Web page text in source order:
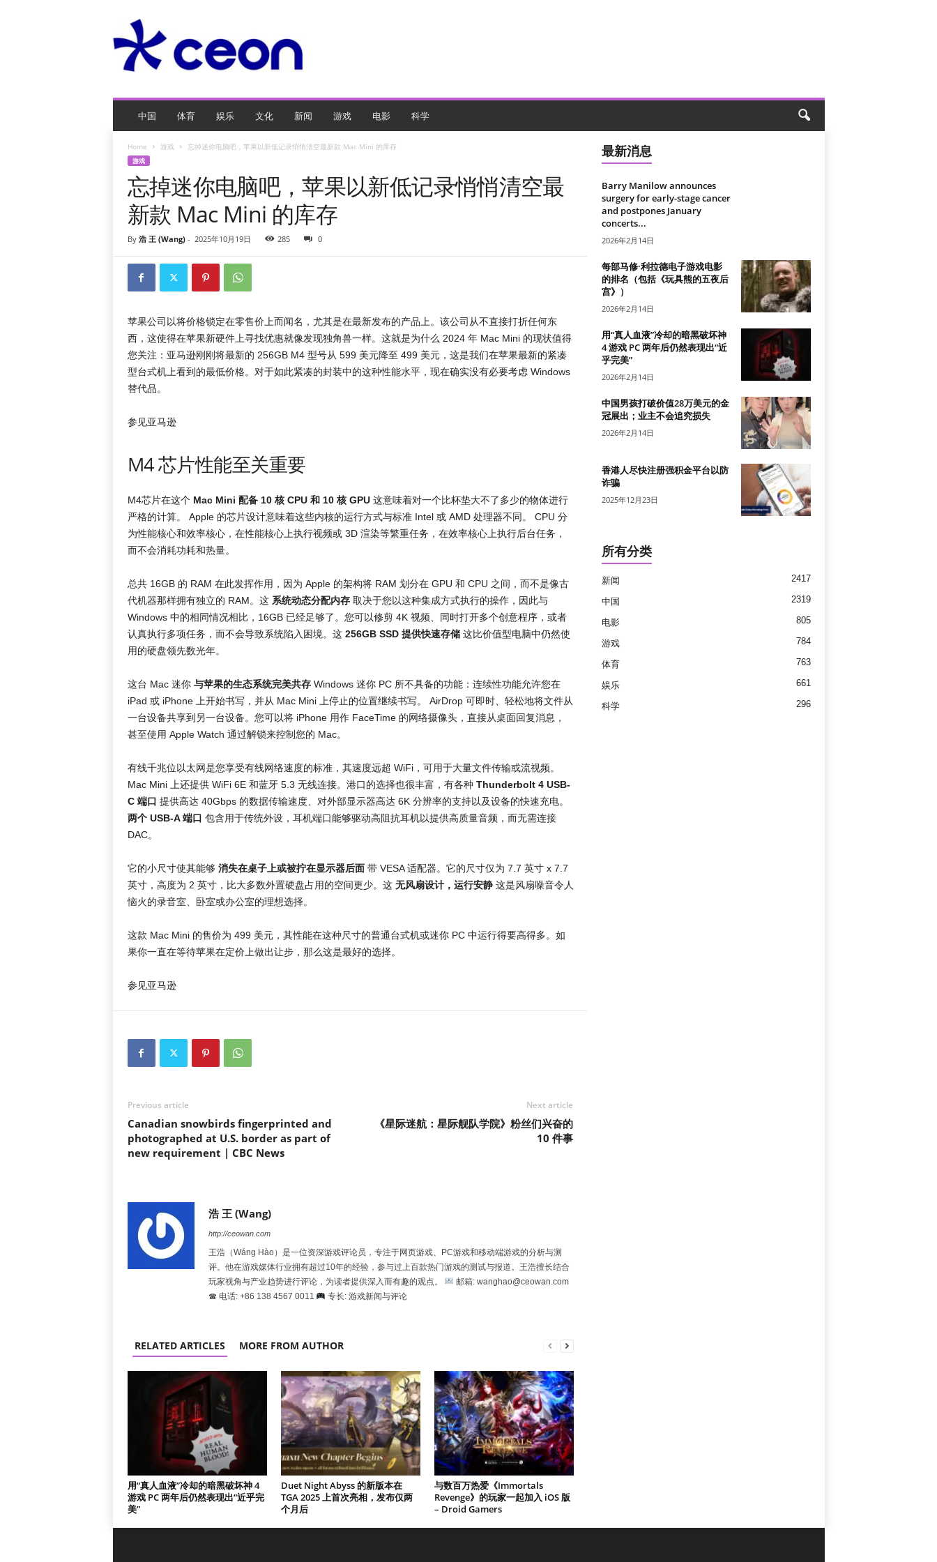
O
游
中国 体育 娱乐 文化 新闻 游戏 电影 科学
Home 游戏 忘掉迷你电脑吧，苹果以新低记录悄悄清空最新款 Mac Mini 的库存
游戏
忘掉迷你电脑吧，苹果以新低记录悄悄清空最
新款 Mac Mini 的库存
By 浩 王 (Wang)- 2025年10月19日 285 0
苹果公司以将价格锁定在零售价上而闻名，尤其是在最新发布的产品上。该公司从不直接打折任何东
西，这使得在苹果新硬件上寻找优惠就像发现独角兽一样。这就是为什么 2024 年 Mac Mini 的现状值得
您关注：亚马逊刚刚将最新的 256GB M4 型号从 599 美元降至 499 美元，这是我们在苹果最新的紧凑
型台式机上看到的最低价格。对于如此紧凑的封装中的这种性能水平，现在确实没有必要考虑 Windows
替代品。
参见亚马逊
M4 芯片性能至关重要
M4芯片在这个 Mac Mini 配备 10 核 CPU 和 10 核 GPU这意味着对一个比杯垫大不了多少的物体进行
严格的计算。 Apple 的芯片设计意味着这些内核的运行方式与标准 Intel 或 AMD 处理器不同。 CPU 分
为性能核心和效率核心，在性能核心上执行视频或 3D 渲染等繁重任务，在效率核心上执行后台任务，
而不会消耗功耗和热量。
总共 16GB 的 RAM 在此发挥作用，因为 Apple 的架构将 RAM 划分在 GPU 和 CPU 之间，而不是像古
代机器那样拥有独立的 RAM。这 系统动态分配内存取决于您以这种集成方式执行的操作，因此与
Windows 中的相同情况相比，16GB 已经足够了。您可以修剪 4K 视频、同时打开多个创意程序，或者
认真执行多项任务，而不会导致系统陷入困境。这 256GB SSD 提供快速存储这比价值型电脑中仍然使
用的硬盘领先数光年。
这台 Mac 迷你 与苹果的生态系统完美共存Windows 迷你 PC 所不具备的功能：连续性功能允许您在
iPad 或 iPhone 上开始书写，并从 Mac Mini 上停止的位置继续书写。 AirDrop 可即时、轻松地将文件从
一台设备共享到另一台设备。您可以将 iPhone 用作 FaceTime 的网络摄像头，直接从桌面回复消息，
甚至使用 Apple Watch 通过解锁来控制您的 Mac。
有线千兆位以太网是您享受有线网络速度的标准，其速度远超 WiFi，可用于大量文件传输或流视频。
Mac Mini 上还提供 WiFi 6E 和蓝牙 5.3 无线连接。港口的选择也很丰富，有各种 Thunderbolt 4 USB-
C 端口 提供高达 40Gbps 的数据传输速度、对外部显示器高达 6K 分辨率的支持以及设备的快速充电。
两个 USB-A 端口 包含用于传统外设，耳机端口能够驱动高阻抗耳机以提供高质量音频，而无需连接
DAC。
它的小尺寸使其能够 消失在桌子上或被拧在显示器后面带 VESA 适配器。它的尺寸仅为 7.7 英寸 x 7.7
英寸，高度为 2 英寸，比大多数外置硬盘占用的空间更少。这 无风扇设计，运行安静这是风扇噪音令人
恼火的录音室、卧室或办公室的理想选择。
这款 Mac Mini 的售价为 499 美元，其性能在这种尺寸的普通台式机或迷你 PC 中运行得要高得多。如
果你一直在等待苹果在定价上做出让步，那么这是最好的选择。
参见亚马逊
Previous article
Canadian snowbirds fingerprinted and
photographed at U.S. border as part of
new requirement | CBC News
Next article
《星际迷航：星际舰队学院》粉丝们兴奋的
10 件事
浩 王 (Wang)
http://ceowan.com
王浩（Wáng Hào）是一位资深游戏评论员，专注于网页游戏、PC游戏和移动端游戏的分析与测
评。他在游戏媒体行业拥有超过10年的经验，参与过上百款热门游戏的测试与报道。王浩擅长结合
玩家视角与产业趋势进行评论，为读者提供深入而有趣的观点。
邮箱: wanghao@ceowan.com
☎ 电话: +86 138 4567 0011
专长: 游戏新闻与评论
RELATED ARTICLES MORE FROM AUTHOR
用“真人血液”冷却的暗黑破坏神 4
游戏 PC 两年后仍然表现出“近乎完
美”
Duet Night Abyss 的新版本在
TGA 2025 上首次亮相，发布仅两
个月后
与数百万热爱《Immortals
Revenge》的玩家一起加入 iOS 版
– Droid Gamers
最新消息
Barry Manilow announces
surgery for early-stage cancer
and postpones January
concerts...
2026年2月14日
每部马修·利拉德电子游戏电影
的排名（包括《玩具熊的五夜后
宫》）
2026年2月14日
用“真人血液”冷却的暗黑破坏神
4 游戏 PC 两年后仍然表现出“近
乎完美”
2026年2月14日
中国男孩打破价值28万美元的金
冠展出；业主不会追究损失
2026年2月14日
香港人尽快注册强积金平台以防
诈骗
2025年12月23日
所有分类
新闻 2417
中国 2319
电影 805
游戏 784
体育 763
娱乐 661
科学 296